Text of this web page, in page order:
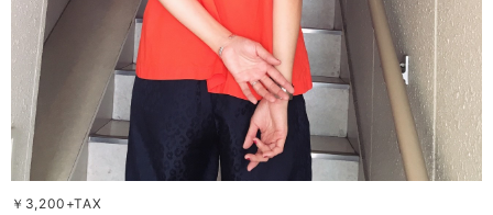
￥3,200+TAX